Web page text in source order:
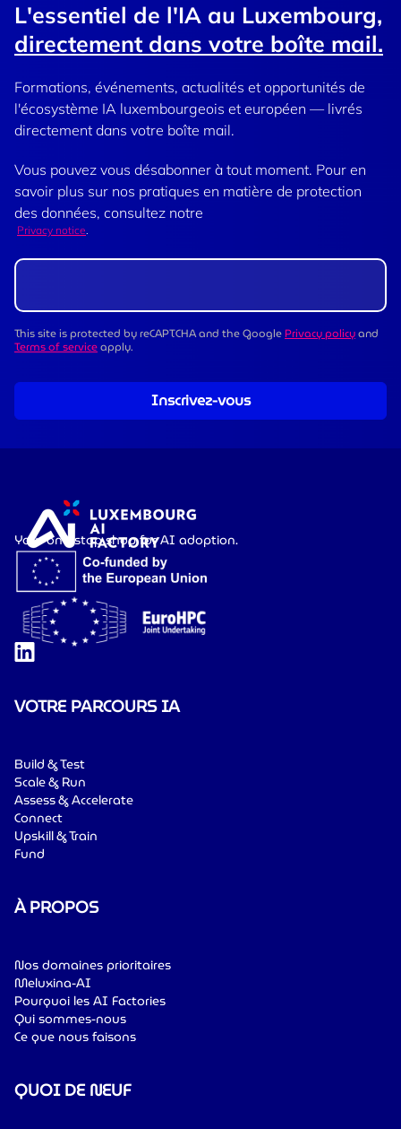
L'essentiel de l'IA au Luxembourg,
directement dans votre boîte mail.
Formations, événements, actualités et opportunités de
l'écosystème IA luxembourgeois et européen — livrés
directement dans votre boîte mail.
Vous pouvez vous désabonner à tout moment. Pour en
savoir plus sur nos pratiques en matière de protection
des données, consultez notre
Privacy notice.
This site is protected by reCAPTCHA and the GooglePrivacy policyand
Terms of serviceapply.
Inscrivez-vous
Your one-stop shop for AI adoption.
VOTRE PARCOURS IA
Build & Test
Scale & Run
Assess & Accelerate
Connect
Upskill & Train
Fund
À PROPOS
Nos domaines prioritaires
Meluxina-AI
Pourquoi les AI Factories
Qui sommes-nous
Ce que nous faisons
QUOI DE NEUF